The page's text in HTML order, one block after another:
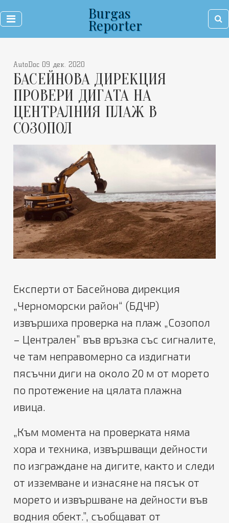
Burgas
Reporter
AutoDoc 09 дек. 2020
БАСЕЙНОВА ДИРЕКЦИЯ
ПРОВЕРИ ДИГAТА НА
ЦЕНТРАЛНИЯ ПЛАЖ В
СОЗОПОЛ
Експерти от Басейнова дирекция
„Черноморски район“ (БДЧР)
извършиха проверка на плаж „Созопол
– Централен” във връзка със сигналите,
че там неправомерно са издигнати
пясъчни диги на около 20 м от морето
по протежение на цялата плажна
ивица.
„Към момента на проверката няма
хора и техника, извършващи дейности
по изграждане на дигите, както и следи
от изземване и изнасяне на пясък от
морето и извършване на дейности във
водния обект.”, съобщават от